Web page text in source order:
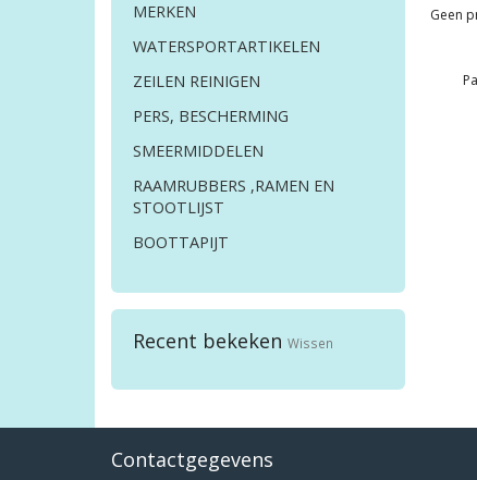
MERKEN
WATERSPORTARTIKELEN
ZEILEN REINIGEN
PERS, BESCHERMING
SMEERMIDDELEN
RAAMRUBBERS ,RAMEN EN
STOOTLIJST
BOOTTAPIJT
Recent bekeken Wissen
Geen
Contactgegevens